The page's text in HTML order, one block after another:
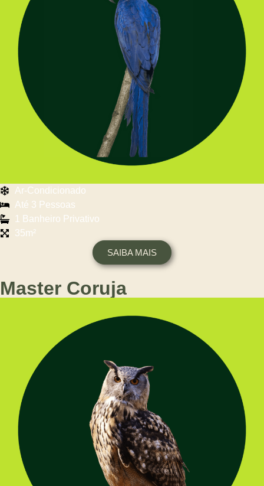
Ar-Condicionado
Até 3 Pessoas
1 Banheiro Privativo
35m²
SAIBA MAIS
Master Coruja